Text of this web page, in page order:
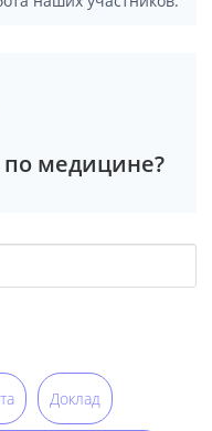
по медицине?
Доклад